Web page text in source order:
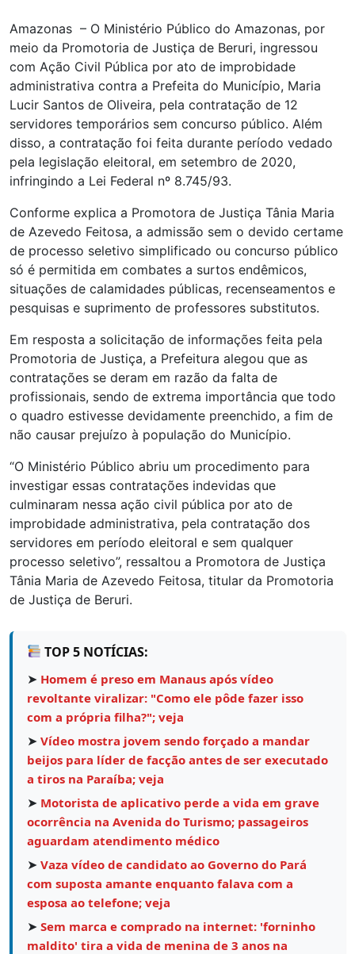
Amazonas – O Ministério Público do Amazonas, por
meio da Promotoria de Justiça de Beruri, ingressou
com Ação Civil Pública por ato de improbidade
administrativa contra a Prefeita do Município, Maria
Lucir Santos de Oliveira, pela contratação de 12
servidores temporários sem concurso público. Além
disso, a contratação foi feita durante período vedado
pela legislação eleitoral, em setembro de 2020,
infringindo a Lei Federal nº 8.745/93.
Conforme explica a Promotora de Justiça Tânia Maria
de Azevedo Feitosa, a admissão sem o devido certame
de processo seletivo simplificado ou concurso público
só é permitida em combates a surtos endêmicos,
situações de calamidades públicas, recenseamentos e
pesquisas e suprimento de professores substitutos.
Em resposta a solicitação de informações feita pela
Promotoria de Justiça, a Prefeitura alegou que as
contratações se deram em razão da falta de
profissionais, sendo de extrema importância que todo
o quadro estivesse devidamente preenchido, a fim de
não causar prejuízo à população do Município.
“O Ministério Público abriu um procedimento para
investigar essas contratações indevidas que
culminaram nessa ação civil pública por ato de
improbidade administrativa, pela contratação dos
servidores em período eleitoral e sem qualquer
processo seletivo”, ressaltou a Promotora de Justiça
Tânia Maria de Azevedo Feitosa, titular da Promotoria
de Justiça de Beruri.
TOP 5 NOTÍCIAS:
➤ Homem é preso em Manaus após vídeo
revoltante viralizar: "Como ele pôde fazer isso
com a própria filha?"; veja
➤ Vídeo mostra jovem sendo forçado a mandar
beijos para líder de facção antes de ser executado
a tiros na Paraíba; veja
➤ Motorista de aplicativo perde a vida em grave
ocorrência na Avenida do Turismo; passageiros
aguardam atendimento médico
➤ Vaza vídeo de candidato ao Governo do Pará
com suposta amante enquanto falava com a
esposa ao telefone; veja
➤ Sem marca e comprado na internet: 'forninho
maldito' tira a vida de menina de 3 anos na